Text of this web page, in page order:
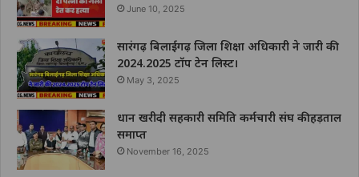
June 10, 2025
सारंगढ़ बिलाईगढ़ जिला शिक्षा अधिकारी ने जारी की
2024.2025 टॉप टेन लिस्ट।
May 3, 2025
धान खरीदी सहकारी समिति कर्मचारी संघ की हड़ताल
समाप्त
November 16, 2025